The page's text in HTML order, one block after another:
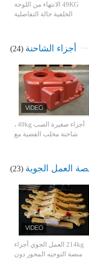
49KG الانتهاء من اللوحة
الخلفية حالة التفاضلية
أجزاء الشاحنة (24)
أجزاء صغيرة الصب 49kg ،
شاحنة مخلب القضية مع
العمل الجوية (23)
214kg العمل الجوي أجزاء
منصة التوجيه المحور دون